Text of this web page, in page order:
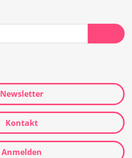
Suche
Newsletter
Kontakt
Anmelden